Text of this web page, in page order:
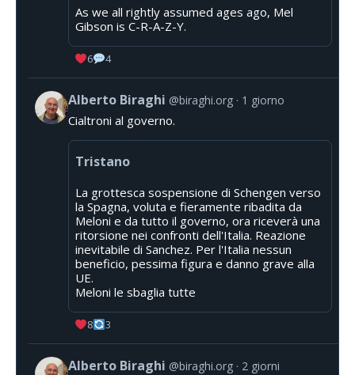
As we all rightly assumed ages ago, Mel
Gibson is C-R-A-Z-Y.
6 4
Alberto Biraghi @biraghi.org 1 giorno
Cialtroni al governo.
Tristano
La grottesca sospensione di Schengen verso
la Spagna, voluta e fieramente ribadita da
Meloni e da tutto il governo, ora riceverà una
ritorsione nei confronti dell'Italia. Reazione
inevitabile di Sanchez. Per l'Italia nessun
beneficio, pessima figura e danno grave alla
UE.
Meloni le sbaglia tutte
8 3
Alberto Biraghi @biraghi.org 2 giorni